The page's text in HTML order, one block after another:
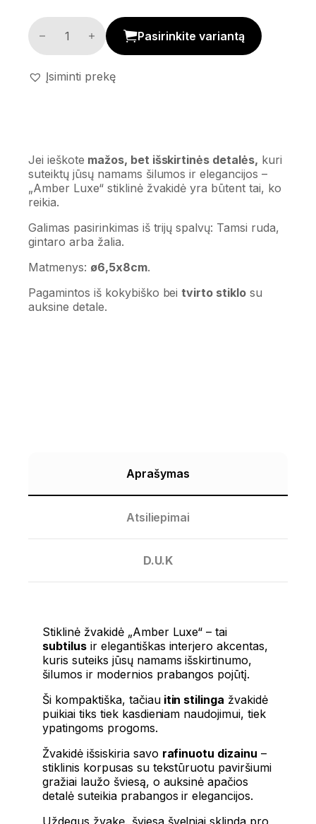
Stiklinė žvakidė 'Amber Luxe' kiekis
Pasirinkite variantą
Įsiminti prekę
Jei ieškote mažos, bet išskirtinės detalės, kuri
suteiktų jūsų namams šilumos ir elegancijos –
„Amber Luxe“ stiklinė žvakidė yra būtent tai, ko
reikia.
Galimas pasirinkimas iš trijų spalvų: Tamsi ruda,
gintaro arba žalia.
Matmenys: ø6,5x8cm.
Pagamintos iš kokybiško beitvirto stiklo su
auksine detale.
Aprašymas
Atsiliepimai
D.U.K
Stiklinė žvakidė „Amber Luxe“ – tai
subtilusir elegantiškas interjero akcentas,
kuris suteiks jūsų namams išskirtinumo,
šilumos ir modernios prabangos pojūtį.
Ši kompaktiška, tačiauitin stilinga žvakidė
puikiai tiks tiek kasdieniam naudojimui, tiek
ypatingoms progoms.
Žvakidė išsiskiria savo rafinuotu dizainu –
stiklinis korpusas su tekstūruotu paviršiumi
gražiai laužo šviesą, o auksinė apačios
detalė suteikia prabangos ir elegancijos.